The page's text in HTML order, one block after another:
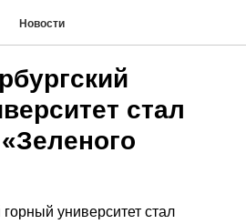
Новости
стал
университет стал